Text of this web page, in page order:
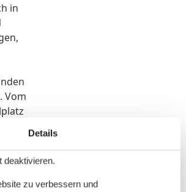
in
Vom
Details
deaktivieren.
zu verbessern und